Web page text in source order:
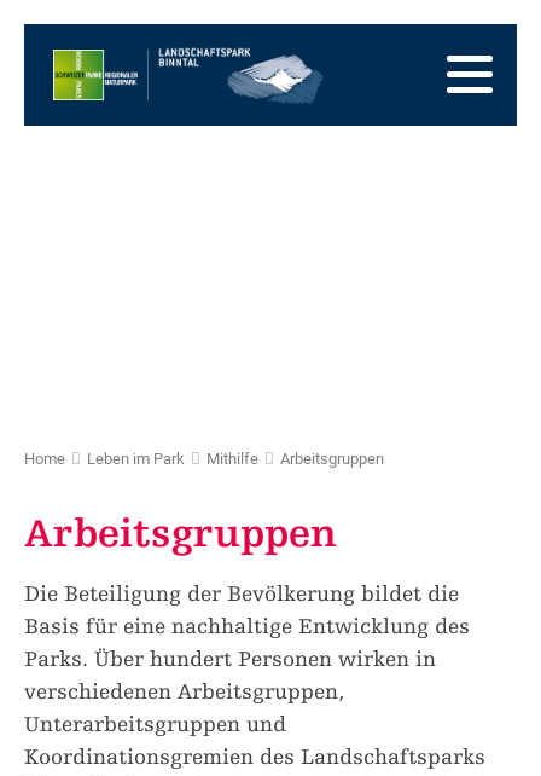
Startseite
Hauptnavigation
Home Leben im Park Mithilfe Arbeitsgruppen
Arbeitsgruppen
Die Beteiligung der Bevölkerung bildet die
Basis für eine nachhaltige Entwicklung des
Parks. Über hundert Personen wirken in
verschiedenen Arbeitsgruppen,
Unterarbeitsgruppen und
Koordinationsgremien des Landschaftsparks